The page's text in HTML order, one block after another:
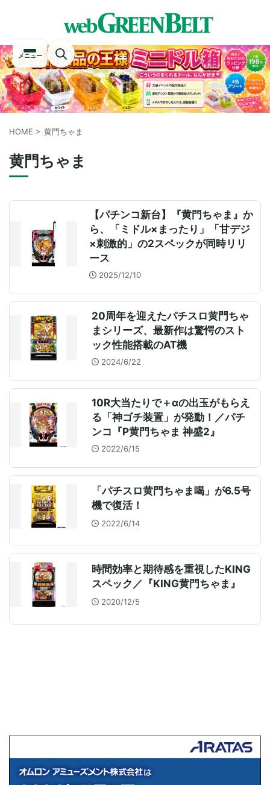
メニュー
HOME > 黄門ちゃま
黄門ちゃま
【パチンコ新台】『黄門ちゃま』か
ら、「ミドル×まったり」「甘デジ
×刺激的」の2スペックが同時リリ
ース
2025/12/10
20周年を迎えたパチスロ黄門ちゃ
まシリーズ、最新作は驚愕のスト
ック性能搭載のAT機
2024/6/22
10R大当たりで＋αの出玉がもらえ
る「神ゴチ装置」が発動！／パチ
ンコ『P黄門ちゃま 神盛2』
2022/6/15
「パチスロ黄門ちゃま喝」が6.5号
機で復活！
2022/6/14
時間効率と期待感を重視したKING
スペック／『KING黄門ちゃま』
2020/12/5